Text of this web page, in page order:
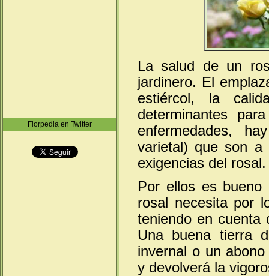
Florpedia en Twitter
La salud de un
jardinero. El
estiércol, la
determinantes
enfermedades,
varietal) que son a
exigencias del rosal.
Por ellos es bueno
rosal necesita por
teniendo en cuenta
Una buena tierra
invernal o un
y devolverá la